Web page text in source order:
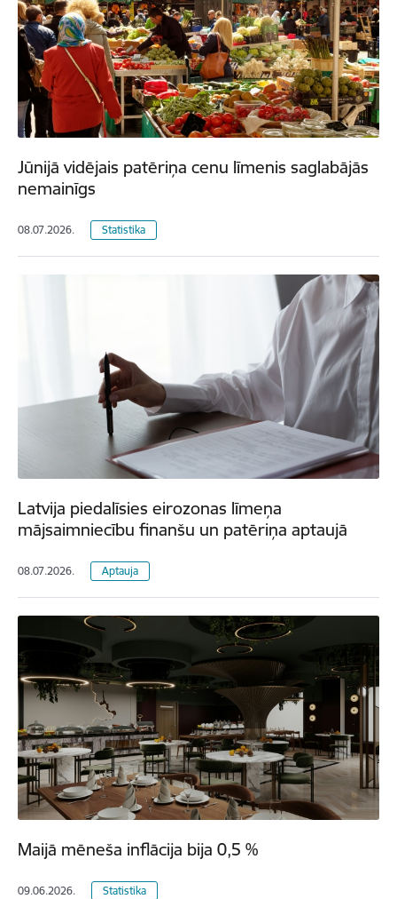
Jūnijā vidējais patēriņa cenu līmenis saglabājās
nemainīgs
08.07.2026. Statistika
Latvija piedalīsies eirozonas līmeņa
mājsaimniecību finanšu un patēriņa aptaujā
08.07.2026. Aptauja
Maijā mēneša inflācija bija 0,5 %
09.06.2026. Statistika